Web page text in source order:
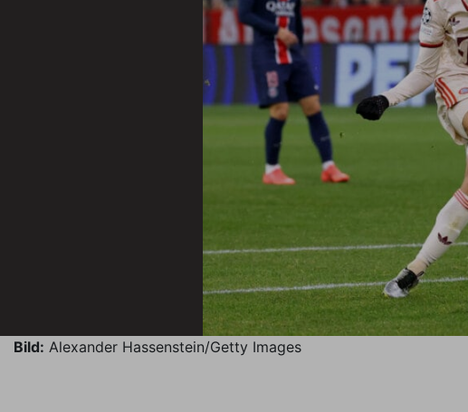
Bild: Alexander Hassenstein/Getty Images